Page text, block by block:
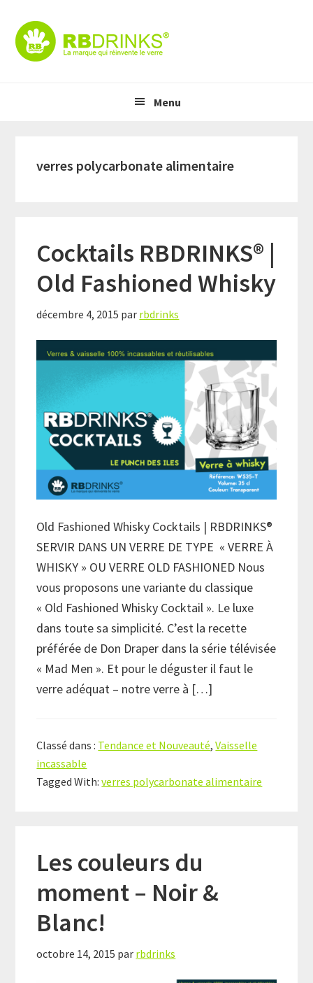
primary
content
primary
Menu
verres polycarbonate alimentaire
Cocktails RBDRINKS® |
Old Fashioned Whisky
décembre 4, 2015 par rbdrinks
Old Fashioned Whisky Cocktails | RBDRINKS®
SERVIR DANS UN VERRE DE TYPE « VERRE À
WHISKY » OU VERRE OLD FASHIONED Nous
vous proposons une variante du classique
« Old Fashioned Whisky Cocktail ». Le luxe
dans toute sa simplicité. C’est la recette
préférée de Don Draper dans la série télévisée
« Mad Men ». Et pour le déguster il faut le
verre adéquat – notre verre à […]
Classé dans : Tendance et Nouveauté,Vaisselle
incassable
Tagged With:verres polycarbonate alimentaire
Les couleurs du
moment – Noir &
Blanc!
octobre 14, 2015 par rbdrinks